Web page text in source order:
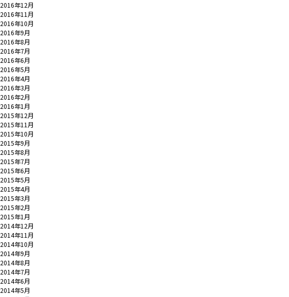
2016年12月
2016年11月
2016年10月
2016年9月
2016年8月
2016年7月
2016年6月
2016年5月
2016年4月
2016年3月
2016年2月
2016年1月
2015年12月
2015年11月
2015年10月
2015年9月
2015年8月
2015年7月
2015年6月
2015年5月
2015年4月
2015年3月
2015年2月
2015年1月
2014年12月
2014年11月
2014年10月
2014年9月
2014年8月
2014年7月
2014年6月
2014年5月